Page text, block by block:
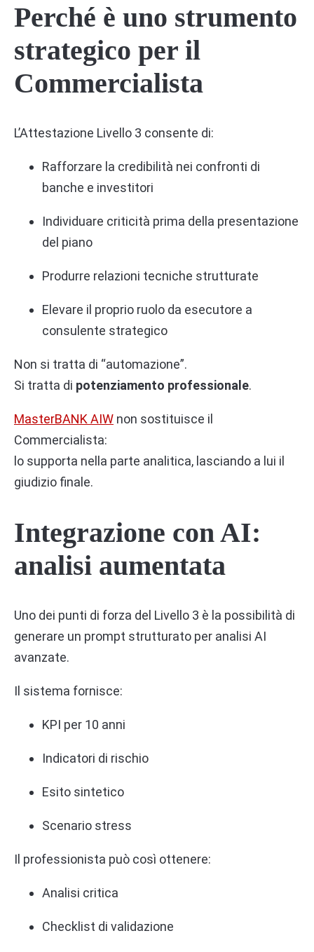
Perché è uno strumento
strategico per il
Commercialista
L’Attestazione Livello 3 consente di:
Rafforzare la credibilità nei confronti di
banche e investitori
Individuare criticità prima della presentazione
del piano
Produrre relazioni tecniche strutturate
Elevare il proprio ruolo da esecutore a
consulente strategico
Non si tratta di “automazione”.
Si tratta di potenziamento professionale.
MasterBANK AIW non sostituisce il
Commercialista:
lo supporta nella parte analitica, lasciando a lui il
giudizio finale.
Integrazione con AI:
analisi aumentata
Uno dei punti di forza del Livello 3 è la possibilità di
generare un prompt strutturato per analisi AI
avanzate.
Il sistema fornisce:
KPI per 10 anni
Indicatori di rischio
Esito sintetico
Scenario stress
Il professionista può così ottenere:
Analisi critica
Checklist di validazione